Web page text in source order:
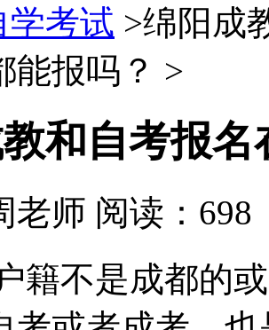
学考试 >绵阳成
能报吗？ >
和自考报
老师 阅读：698
籍不是成都的